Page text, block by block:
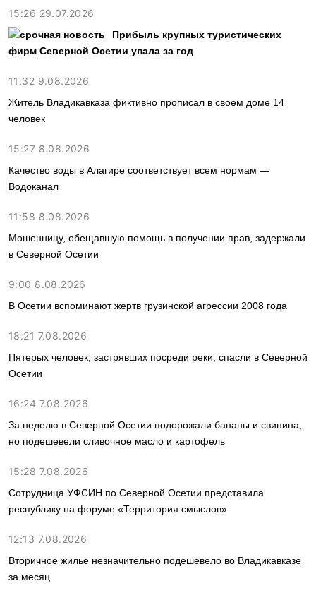
15:26 29.07.2026
Прибыль крупных туристических
фирм Северной Осетии упала за год
11:32 9.08.2026
Житель Владикавказа фиктивно прописал в своем доме 14
человек
15:27 8.08.2026
Качество воды в Алагире соответствует всем нормам —
Водоканал
11:58 8.08.2026
Мошенницу, обещавшую помощь в получении прав, задержали
в Северной Осетии
9:00 8.08.2026
В Осетии вспоминают жертв грузинской агрессии 2008 года
18:21 7.08.2026
Пятерых человек, застрявших посреди реки, спасли в Северной
Осетии
16:24 7.08.2026
За неделю в Северной Осетии подорожали бананы и свинина,
но подешевели сливочное масло и картофель
15:28 7.08.2026
Сотрудница УФСИН по Северной Осетии представила
республику на форуме «Территория смыслов»
12:13 7.08.2026
Вторичное жилье незначительно подешевело во Владикавказе
за месяц